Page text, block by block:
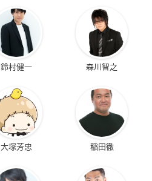
鈴村健一 森川智之
大塚芳忠 稲田徹